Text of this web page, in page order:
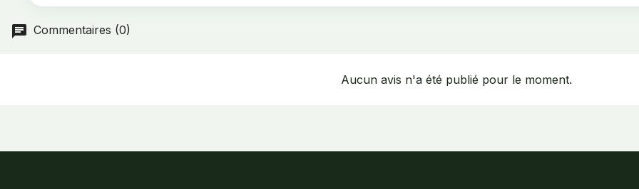
Commentaires (0)
Aucun avis n'a été publié pour le moment.